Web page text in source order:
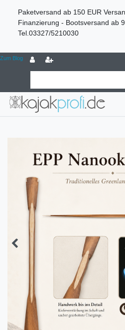
Paketversand ab 150 EUR
Finanzierung - Bootsversand ab
Tel.03327/5210030
Zum Blog